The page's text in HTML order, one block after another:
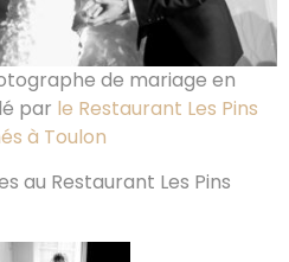
de mariage en
par le Restaurant Les Pins
à Toulon
au Restaurant Les Pins